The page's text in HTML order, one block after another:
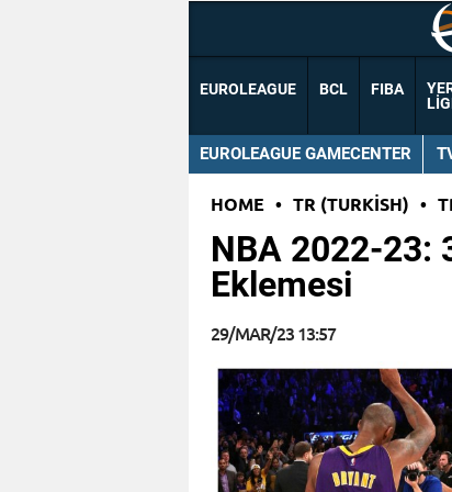
EUROLEAGUE BCL FIBA
EUROLEAGUE GAMECENTER
HOME • TR (TURKISH) •
NBA 2022-23:
Eklemesi
29/MAR/23 13:57